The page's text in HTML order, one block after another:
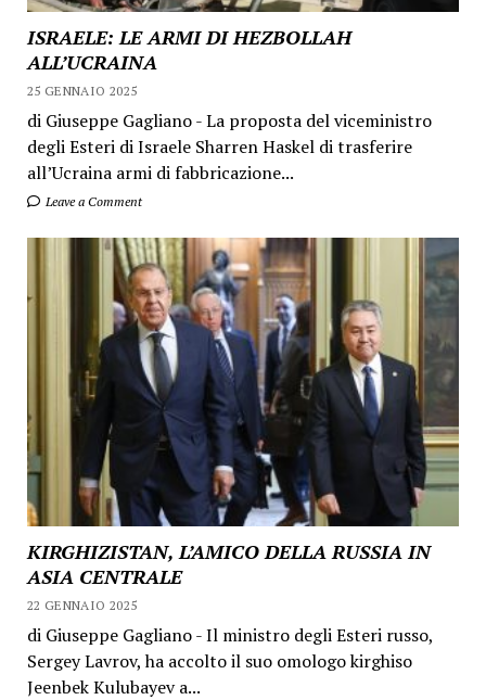
ISRAELE: LE ARMI DI HEZBOLLAH
ALL’UCRAINA
25 GENNAIO 2025
di Giuseppe Gagliano - La proposta del viceministro
degli Esteri di Israele Sharren Haskel di trasferire
all’Ucraina armi di fabbricazione...
Leave a Comment
KIRGHIZISTAN, L’AMICO DELLA RUSSIA IN
ASIA CENTRALE
22 GENNAIO 2025
di Giuseppe Gagliano - Il ministro degli Esteri russo,
Sergey Lavrov, ha accolto il suo omologo kirghiso
Jeenbek Kulubayev a...